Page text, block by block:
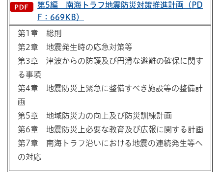
第5編 南海トラフ地震防災対策推進計画（PD
F：669KB）
第1章 総則
第2章 地震発生時の応急対策等
第3章 津波からの防護及び円滑な避難の確保に関す
る事項
第4章 地震防災上緊急に整備すべき施設等の整備計
画
第5章 地域防災力の向上及び防災訓練計画
第6章 地震防災上必要な教育及び広報に関する計画
第7章 南海トラフ沿いにおける地震の連続発生等へ
の対応